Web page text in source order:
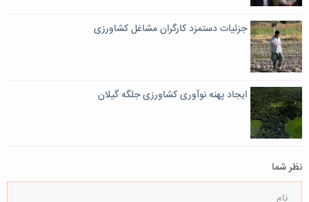
جزئیات دستمزد کارگران مشاغل کشاورزی
ایجاد پهنه نوآوری کشاورزی جلگه گیلان
نظر شما